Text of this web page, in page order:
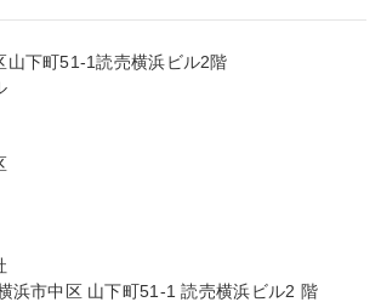
山下町51-1読売横浜ビル2階
浜市中区 山下町51-1 読売横浜ビル2 階